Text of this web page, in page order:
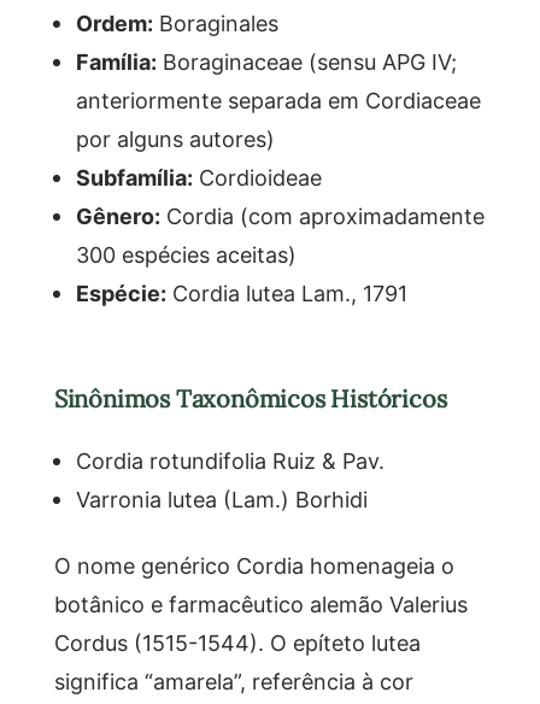
Ordem: Boraginales
Família: Boraginaceae (sensu APG IV;
anteriormente separada em Cordiaceae
por alguns autores)
Subfamília: Cordioideae
Gênero: Cordia (com aproximadamente
300 espécies aceitas)
Espécie: Cordia lutea Lam., 1791
Sinônimos Taxonômicos Históricos
Cordia rotundifolia Ruiz & Pav.
Varronia lutea (Lam.) Borhidi
O nome genérico Cordia homenageia o
botânico e farmacêutico alemão Valerius
Cordus (1515-1544). O epíteto lutea
significa “amarela”, referência à cor